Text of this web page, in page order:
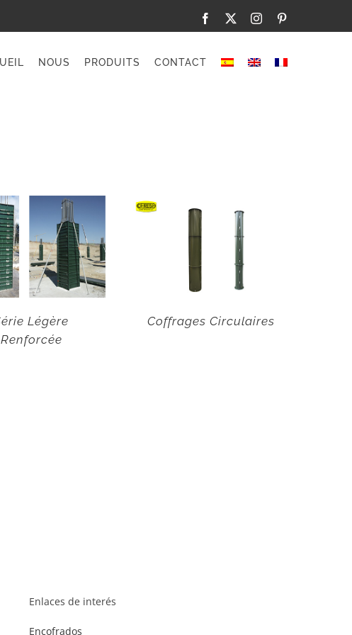
Facebook Instagram
NOUS PRODUITS CONTACT
Légère
Renforcée
Coffrages Circulaires
Enlaces de interés
Encofrados